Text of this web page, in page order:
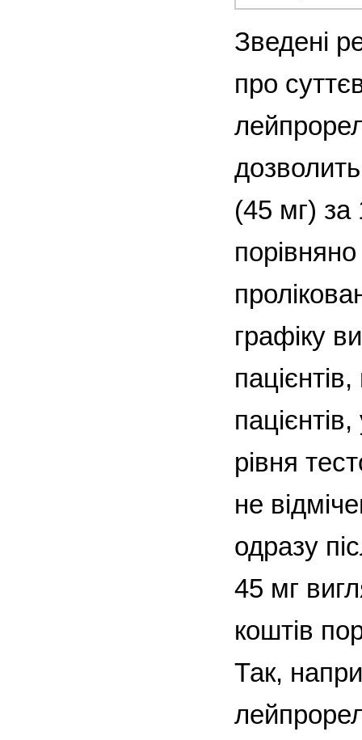
Зведені
про
(45 мг) за
графіку
рівня
не
одразу
45 мг
коштів
Так,